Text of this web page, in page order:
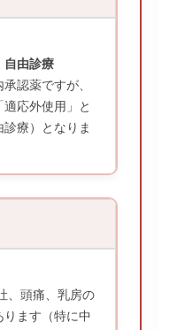
自由診療
認薬ですが、
応外使用」と
療）となりま
、頭痛、乳房の
ます（特に中